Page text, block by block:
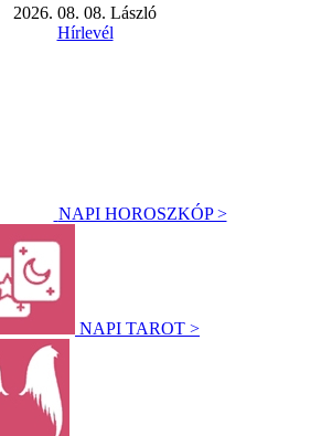
2026. 08. 08. László
Hírlevél
NAPI HOROSZKÓP >
NAPI TAROT >